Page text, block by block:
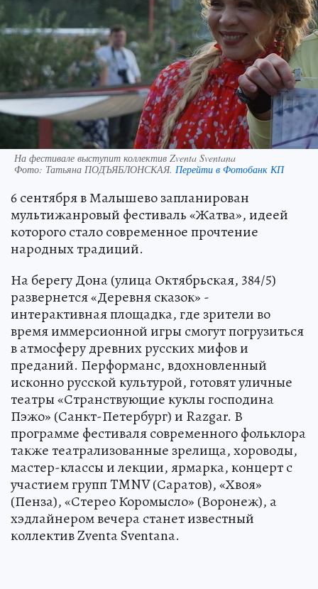
На фестивале выступит коллектив Zventa Sventana
Фото: Татьяна ПОДЪЯБЛОНСКАЯ. Перейти в Фотобанк КП
6 сентября в Малышево запланирован
мультижанровый фестиваль «Жатва», идеей
которого стало современное прочтение
народных традиций.
На берегу Дона (улица Октябрьская, 384/5)
развернется «Деревня сказок» -
интерактивная площадка, где зрители во
время иммерсионной игры смогут погрузиться
в атмосферу древних русских мифов и
преданий. Перформанс, вдохновленный
исконно русской культурой, готовят уличные
театры «Странствующие куклы господина
Пэжо» (Санкт-Петербург) и Razgar. В
программе фестиваля современного фольклора
также театрализованные зрелища, хороводы,
мастер-классы и лекции, ярмарка, концерт с
участием групп TMNV (Саратов), «Хвоя»
(Пенза), «Стерео Коромысло» (Воронеж), а
хэдлайнером вечера станет известный
коллектив Zventa Sventana.